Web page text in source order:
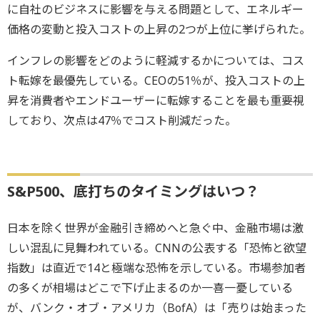
に自社のビジネスに影響を与える問題として、エネルギー
価格の変動と投入コストの上昇の2つが上位に挙げられた。
インフレの影響をどのように軽減するかについては、コス
ト転嫁を最優先している。CEOの51％が、投入コストの上
昇を消費者やエンドユーザーに転嫁することを最も重要視
しており、次点は47％でコスト削減だった。
S&P500、底打ちのタイミングはいつ？
日本を除く世界が金融引き締めへと急ぐ中、金融市場は激
しい混乱に見舞われている。CNNの公表する「恐怖と欲望
指数」は直近で14と極端な恐怖を示している。市場参加者
の多くが相場はどこで下げ止まるのか一喜一憂している
が、バンク・オブ・アメリカ（BofA）は「売りは始まった